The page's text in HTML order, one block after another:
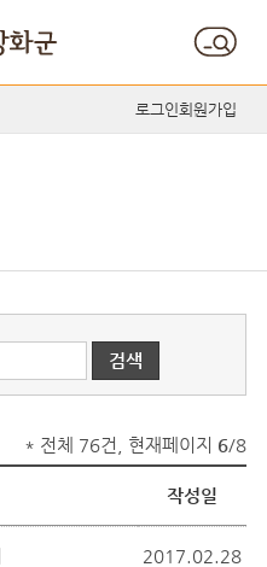
로그인회원가입
* 전체 76건, 현재페이지 6/8
작성일
2017.02.28